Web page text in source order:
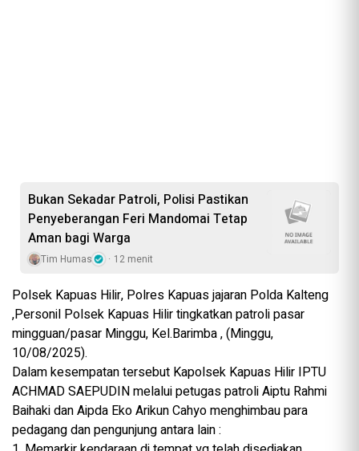
Bukan Sekadar Patroli, Polisi Pastikan
Penyeberangan Feri Mandomai Tetap
Aman bagi Warga
Tim Humas 12 menit
Polsek Kapuas Hilir, Polres Kapuas jajaran Polda Kalteng
,Personil Polsek Kapuas Hilir tingkatkan patroli pasar
mingguan/pasar Minggu, Kel.Barimba , (Minggu,
10/08/2025).
Dalam kesempatan tersebut Kapolsek Kapuas Hilir IPTU
ACHMAD SAEPUDIN melalui petugas patroli Aiptu Rahmi
Baihaki dan Aipda Eko Arikun Cahyo menghimbau para
pedagang dan pengunjung antara lain :